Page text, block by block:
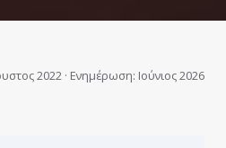
2022 · Ενημέρωση: Ιούνιος 2026